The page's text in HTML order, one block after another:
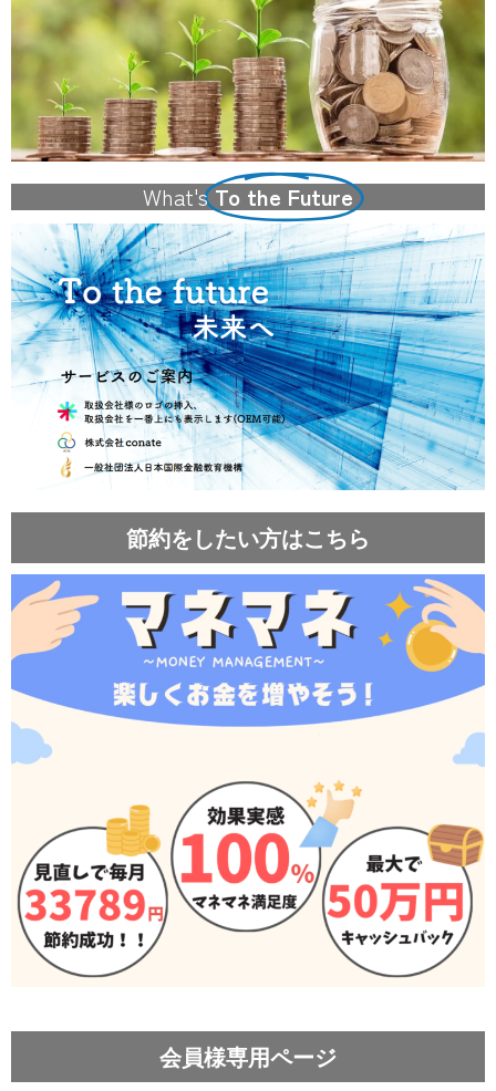
What's To the Future
節約をしたい方はこちら
会員様専用ページ